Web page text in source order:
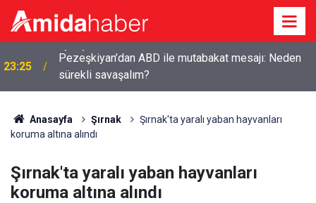
23:25
Pezeşkiyan’dan ABD ile mutabakat mesajı: Neden
sürekli savaşalım?
Anasayfa Şırnak
Şırnak'ta yaralı yaban hayvanları
koruma altına alındı
Şırnak'ta yaralı yaban hayvanları
koruma altına alındı